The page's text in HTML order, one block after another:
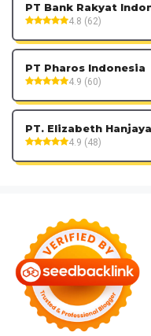
PT Bank Rakyat
4.8 (62)
PT Pharos Indonesia
4.9 (60)
PT. Elizabeth Hanjaya
4.9 (48)